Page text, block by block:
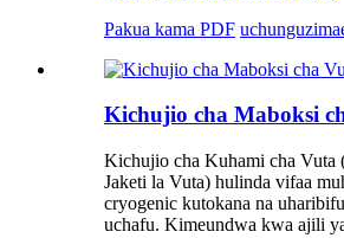
Pakua kama PDF uchunguzi
Kichujio cha Maboksi
Kichujio cha Kuhami cha Vuta
Jaketi la Vuta) hulinda vifaa
cryogenic kutokana na
uchafu. Kimeundwa kwa ajili